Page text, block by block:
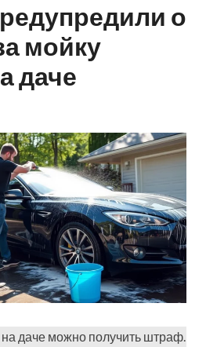
о
мойку
даче
даче можно получить штраф.